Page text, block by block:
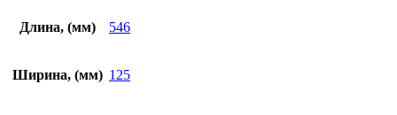
Длина, (мм) 546
Ширина, (мм) 125